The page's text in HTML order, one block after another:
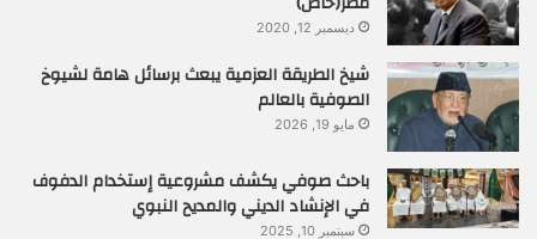
ديسمبر 12, 2020
شيخ الطريقة العزمية يبعث برسائل هامة لشيوخ
الصوفية بالعالم
مايو 19, 2026
باحث صوفي يكشف مشروعية إستخدام الدفوف
في الإنشاد الديني والمديح النبوي
سبتمبر 10, 2025